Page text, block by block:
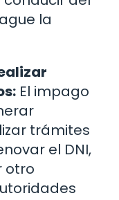
la
El impago
trámites
el DNI,
otro